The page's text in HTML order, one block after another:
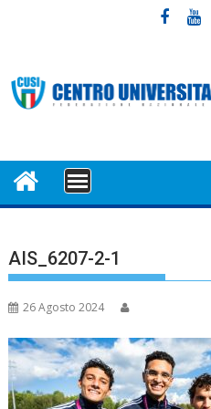
MENU
AIS_6207-2-1
26 Agosto 2024